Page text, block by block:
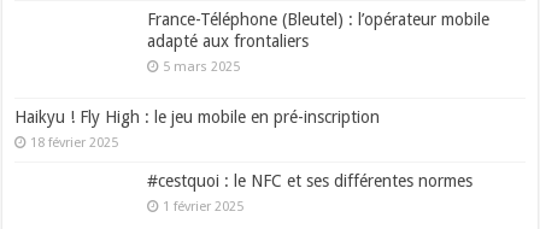
France-Téléphone (Bleutel) : l’opérateur mobile
adapté aux frontaliers
5 mars 2025
Haikyu ! Fly High : le jeu mobile en pré-inscription
18 février 2025
#cestquoi : le NFC et ses différentes normes
1 février 2025